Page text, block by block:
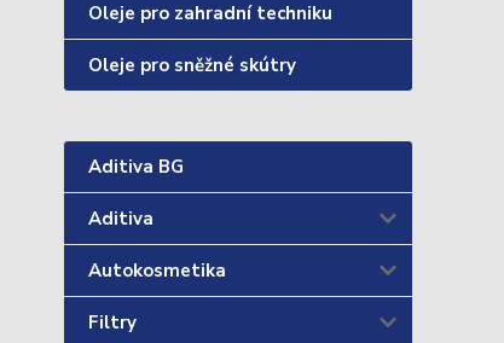
Oleje pro zahradní techniku
Oleje pro sněžné skútry
Aditiva BG
Aditiva
Autokosmetika
Filtry